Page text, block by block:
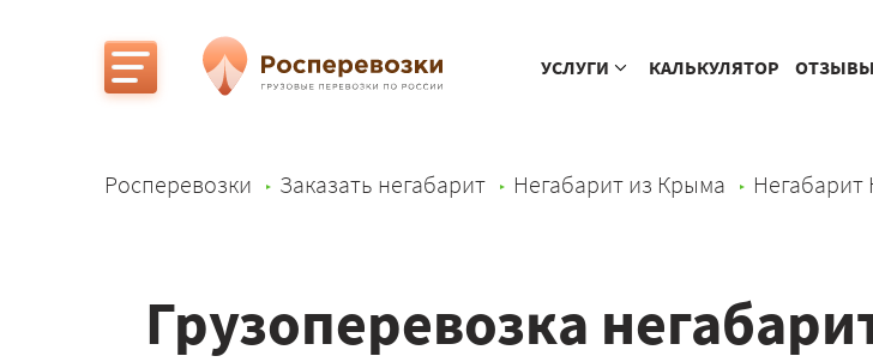
УСЛУГИ КАЛЬКУЛЯТОР ОТЗЫВЫ
Росперевозки Заказать негабарит Негабарит из Крыма
Грузоперевозка